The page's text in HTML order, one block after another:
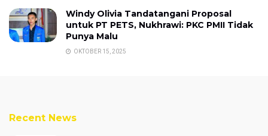
Windy Olivia Tandatangani Proposal
untuk PT PETS, Nukhrawi: PKC PMII Tidak
Punya Malu
OKTOBER 15, 2025
Recent News